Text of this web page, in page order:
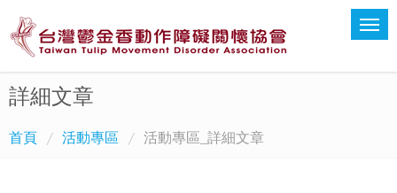
詳細文章
首頁 活動專區 活動專區_詳細文章